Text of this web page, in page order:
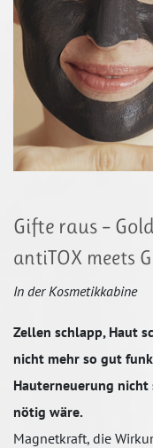
Gifte raus –
antiTOX meets
In der Kosmetikkabine
Zellen schlapp, Haut
nicht mehr so gut
Hauterneuerung nicht
nötig wäre.
Magnetkraft, die